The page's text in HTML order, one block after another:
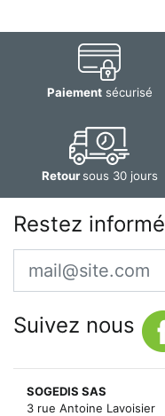
Paiementsécurisé
Retoursous 30 jours
Restez informé
Email
Suivez nous
SOGEDIS SAS
3 rue Antoine Lavoisier